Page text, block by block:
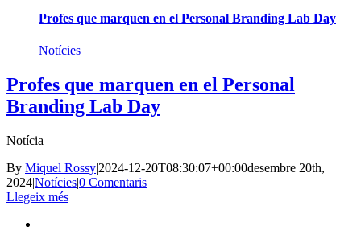
Profes que marquen en el Personal Branding Lab Day
Notícies
Profes que marquen en el Personal
Branding Lab Day
Notícia
By Miquel Rossy|2024-12-20T08:30:07+00:00desembre 20th,
2024|Notícies|0 Comentaris
Llegeix més